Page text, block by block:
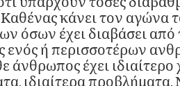
κάνει τον αγώνα
όσων έχει διαβάσει από
ενός ή περισσοτέρων
άνθρωπος έχει
ιδιαίτερα προβλήματα.